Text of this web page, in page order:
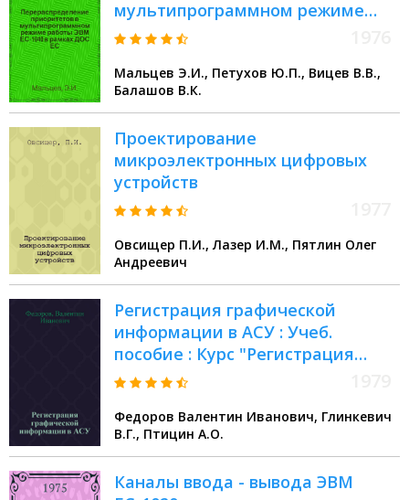
мультипрограммном режиме
работы ЭВМ ЕС-1040 в рамках
Мальцев Э.И., Петухов Ю.П., Вицев В.В.,
Балашов В.К.
Проектирование
микроэлектронных цифровых
устройств
Овсищер П.И., Лазер И.М., Пятлин Олег
Андреевич
Регистрация графической
информации в АСУ : Учеб.
пособие : Курс "Регистрация
граф. информ. в АСУ"
Федоров Валентин Иванович, Глинкевич
В.Г., Птицин А.О.
Каналы ввода - вывода ЭВМ